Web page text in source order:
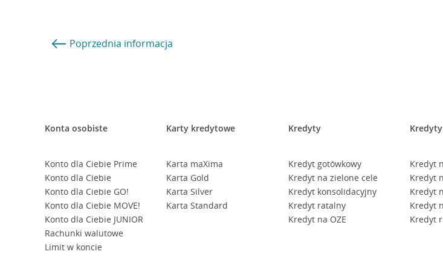
Poprzednia informacja
Konta osobiste
Konto dla Ciebie Prime
Konto dla Ciebie
Konto dla Ciebie GO!
Konto dla Ciebie MOVE!
Konto dla Ciebie JUNIOR
Rachunki walutowe
Limit w koncie
Karty kredytowe
Karta maXima
Karta Gold
Karta Silver
Karta Standard
Kredyty
Kredyt gotówkowy
Kredyt na zielone cele
Kredyt konsolidacyjny
Kredyt ratalny
Kredyt na OZE
Kredyt
Kredyt
Kredyt
Kredyt
Kredyt